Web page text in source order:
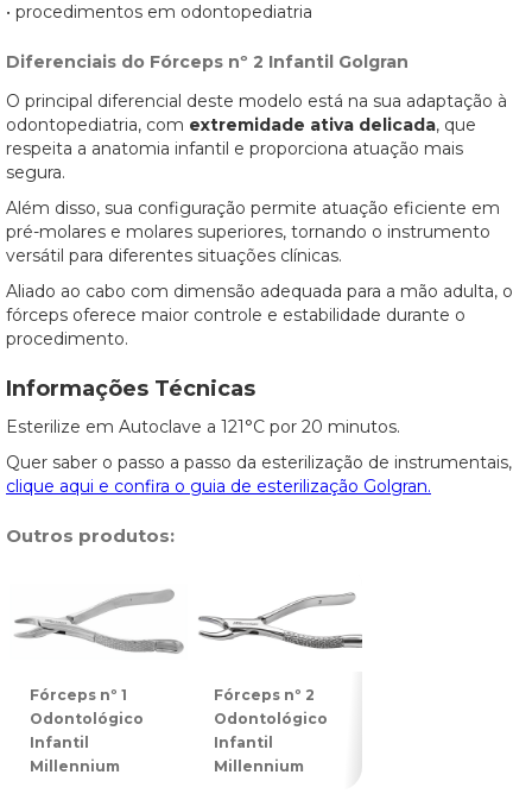
• procedimentos em odontopediatria
Diferenciais do Fórceps nº 2 Infantil Golgran
O principal diferencial deste modelo está na sua adaptação à
odontopediatria, com extremidade ativa delicada, que
respeita a anatomia infantil e proporciona atuação mais
segura.
Além disso, sua configuração permite atuação eficiente em
pré-molares e molares superiores, tornando o instrumento
versátil para diferentes situações clínicas.
Aliado ao cabo com dimensão adequada para a mão adulta, o
fórceps oferece maior controle e estabilidade durante o
procedimento.
Informações Técnicas
Esterilize em Autoclave a 121°C por 20 minutos.
Quer saber o passo a passo da esterilização de instrumentais,
clique aqui e confira o guia de esterilização Golgran.
Outros produtos:
Fórceps nº 1
Odontológico
Infantil
Millennium
Fórceps nº 2
Odontológico
Infantil
Millennium